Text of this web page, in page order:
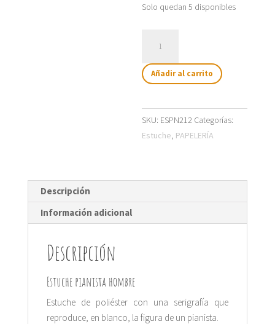
Solo quedan 5 disponibles
pianista
hombre
cantidad
Añadir al carrito
SKU: ESPN212 Categorías:
Estuche, PAPELERÍA
Descripción
Información adicional
Descripción
Estuche pianista hombre
Estuche de poliéster con una serigrafía que
reproduce, en blanco, la figura de un pianista.